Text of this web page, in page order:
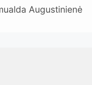
Augustinienė